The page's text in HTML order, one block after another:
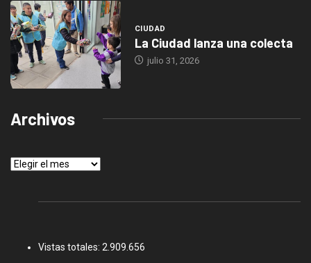
CIUDAD
La Ciudad lanza una colecta
julio 31, 2026
Archivos
Archivos
Vistas totales: 2.909.656